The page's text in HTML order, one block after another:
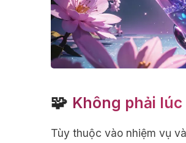
🧩 Không phải
Tùy thuộc vào nhiệm vụ